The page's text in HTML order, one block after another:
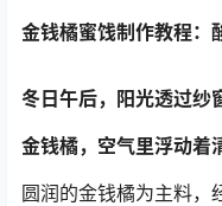
金钱橘蜜饯制作教程：
冬日午后，阳光透过纱
金钱橘，空气里浮动着
圆润的金钱橘为主料，